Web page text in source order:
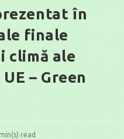
în
finale
climă ale
– Green
read